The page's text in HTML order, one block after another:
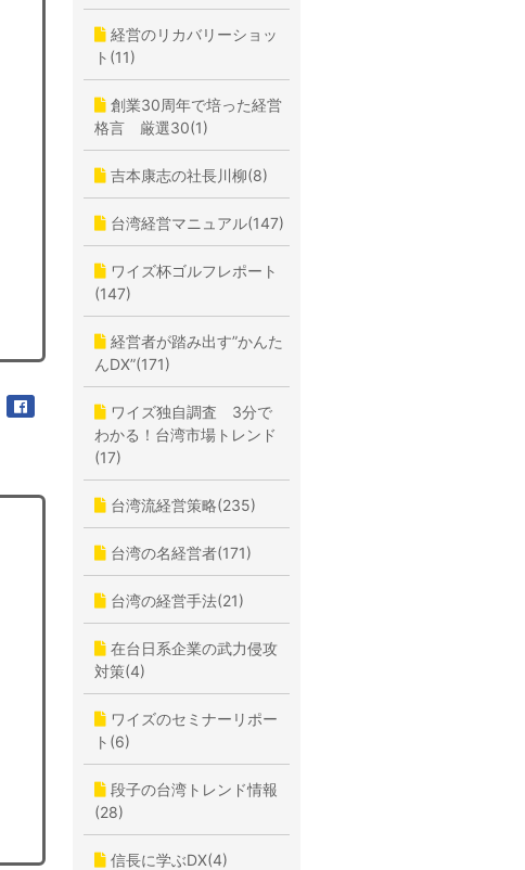
経営のリカバリーショッ
ト(11)
創業30周年で培った経営
格言 厳選30(1)
吉本康志の社長川柳(8)
台湾経営マニュアル(147)
ワイズ杯ゴルフレポート
(147)
経営者が踏み出す”かんた
んDX”(171)
ワイズ独自調査 3分で
わかる！台湾市場トレンド
(17)
台湾流経営策略(235)
台湾の名経営者(171)
台湾の経営手法(21)
在台日系企業の武力侵攻
対策(4)
ワイズのセミナーリポー
ト(6)
段子の台湾トレンド情報
(28)
信長に学ぶDX(4)